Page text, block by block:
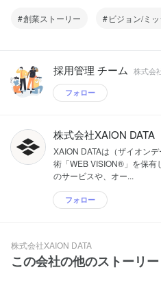
創業ストーリー ビジョン/ミ
採用管理 チーム 株式会
フォロー
株式会社XAION DATA
XAION DATAは（ザイオン
術「WEB VISION®」を保有
のサービスや、オー...
フォロー
株式会社XAION DATA
この会社の他のストーリー